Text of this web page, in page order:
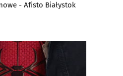
- Afisto Białystok